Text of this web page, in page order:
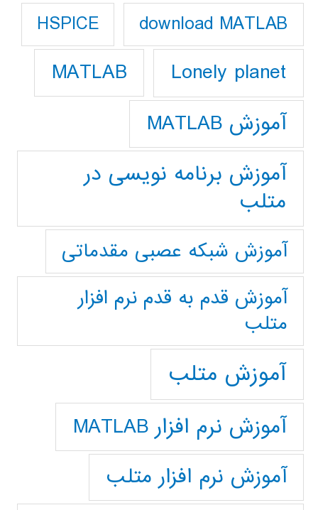
download MATLAB
HSPICE
Lonely planet
MATLAB
آموزش MATLAB
آموزش برنامه نویسی در
متلب
آموزش شبکه عصبی مقدماتی
آموزش قدم به قدم نرم افزار
متلب
آموزش متلب
آموزش نرم افزار MATLAB
آموزش نرم افزار متلب